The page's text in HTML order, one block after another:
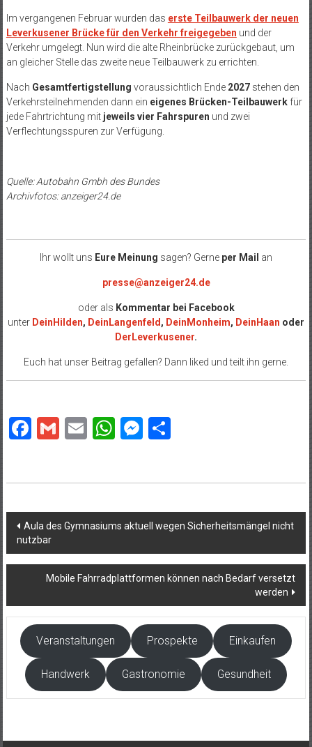
Im vergangenen Februar wurden das erste Teilbauwerk der neuen
Leverkusener Brücke für den Verkehr freigegeben und der
Verkehr umgelegt. Nun wird die alte Rheinbrücke zurückgebaut, um
an gleicher Stelle das zweite neue Teilbauwerk zu errichten.
Nach Gesamtfertigstellung voraussichtlich Ende 2027stehen den
Verkehrsteilnehmenden dann ein eigenes Brücken-Teilbauwerkfür
jede Fahrtrichtung mit jeweils vier Fahrspuren und zwei
Verflechtungsspuren zur Verfügung.
Quelle: Autobahn Gmbh des Bundes
Archivfotos: anzeiger24.de
Ihr wollt uns Eure Meinung sagen? Gerne per Mail an
presse@anzeiger24.de
oder als Kommentar bei Facebook
unter DeinHilden, DeinLangenfeld, DeinMonheim, DeinHaan oder
DerLeverkusener.
Euch hat unser Beitrag gefallen? Dann liked und teilt ihn gerne.
Facebook
Gmail
EmailWhatsApp
Messenger
Teilen
Beitragsnavigation
Aula des Gymnasiums aktuell wegen Sicherheitsmängel nicht
nutzbar
Mobile Fahrradplattformen können nach Bedarf versetzt
werden
Veranstaltungen Prospekte Einkaufen
Handwerk Gastronomie Gesundheit